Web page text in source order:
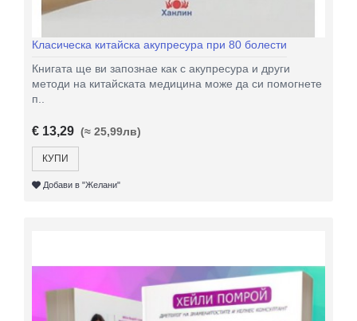
Класическа китайска акупресура при 80 болести
Книгата ще ви запознае как с акупресура и други
методи на китайската медицина може да си помогнете
п..
€ 13,29 (≈ 25,99лв)
КУПИ
Добави в "Желани"